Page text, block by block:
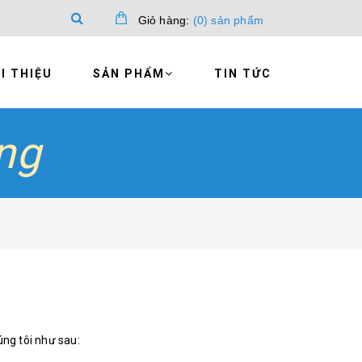
Giỏ hàng: (0)sản phẩm
THIỆU SẢN PHẨM TIN TỨC
tôi như sau: